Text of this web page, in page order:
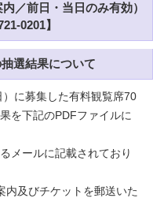
／前日・当日のみ有効）
0201】
選結果について
に募集した有料観覧席70
を下記のPDFファイルに
メールに記載されており
及びチケットを郵送いた